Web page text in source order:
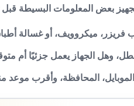
بعض المعلومات البسيطة
فريزر، ميكروويف، أو غسالة
وهل الجهاز يعمل جزئيًا أم
المحافظة، وأقرب موعد